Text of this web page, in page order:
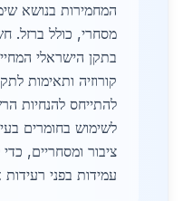
המחמירות בנושא
מסחרי, כולל ברזל.
בתקן הישראלי
קורוזיה ותאימות
להתייחס להנחיות
לשימוש בחומרים
ציבור ומסחריים,
עמידות בפני